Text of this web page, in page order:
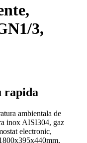
3,
rapida
ambientala de
inox AISI304, gaz
electronic,